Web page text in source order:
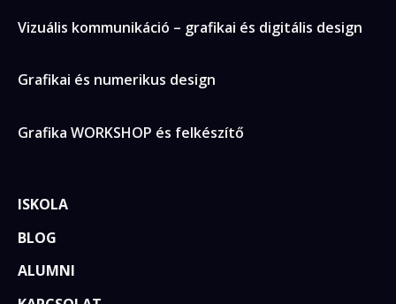
ISKOLA
BLOG
ALUMNI
Vizuális kommunikáció – grafikai és digitális design
Grafikai és numerikus design
Grafika WORKSHOP és felkészítő